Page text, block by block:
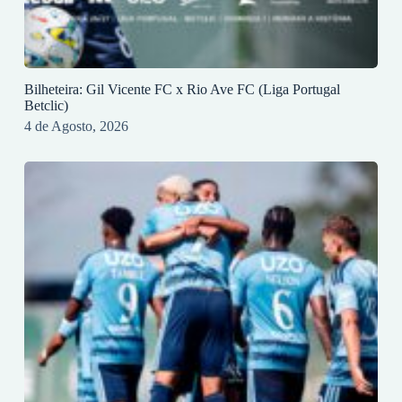
Bilheteira: Gil Vicente FC x Rio Ave FC (Liga Portugal
Betclic)
4 de Agosto, 2026